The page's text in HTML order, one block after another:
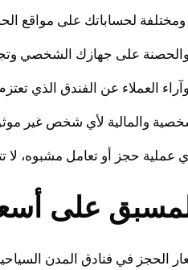
على
الحجز في فنادق المدن